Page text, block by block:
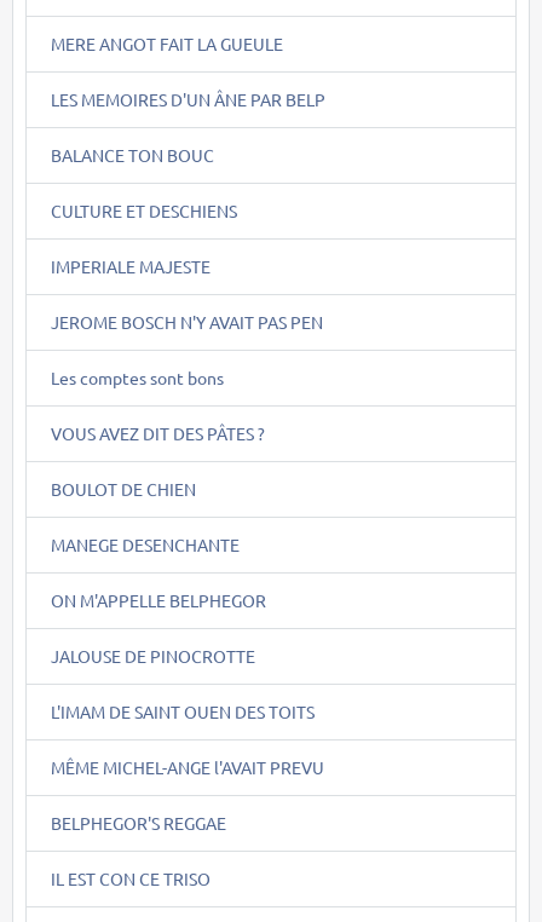
MERE ANGOT FAIT LA GUEULE
LES MEMOIRES D'UN ÂNE PAR BELP
BALANCE TON BOUC
CULTURE ET DESCHIENS
IMPERIALE MAJESTE
JEROME BOSCH N'Y AVAIT PAS PEN
Les comptes sont bons
VOUS AVEZ DIT DES PÂTES ?
BOULOT DE CHIEN
MANEGE DESENCHANTE
ON M'APPELLE BELPHEGOR
JALOUSE DE PINOCROTTE
L'IMAM DE SAINT OUEN DES TOITS
MÊME MICHEL-ANGE l'AVAIT PREVU
BELPHEGOR'S REGGAE
IL EST CON CE TRISO